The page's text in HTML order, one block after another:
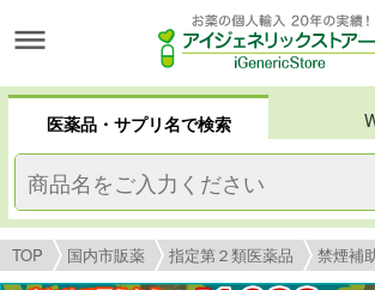
医薬品・サプリ名で検索
TOP 国内市販薬 指定第２類医薬品 禁煙補